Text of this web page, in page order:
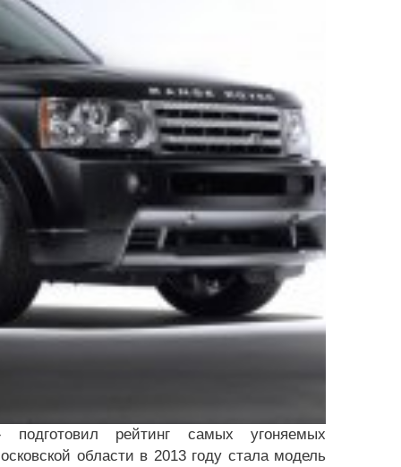
подготовил рейтинг самых угоняемых
области в 2013 году стала модель